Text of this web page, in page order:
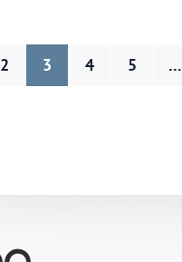
Page
2 Page
3 Page
4 Page
5 …